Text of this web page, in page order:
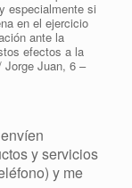
especialmente si
en el ejercicio
ante la
efectos a la
Jorge Juan, 6 –
y servicios
y me